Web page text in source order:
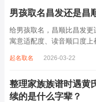
男孩取名昌发还是昌
给男孩取名，昌顺比昌发更
寓意适配度、读音顺口度上
离叫名字时辨识度不高。昌
起名取名 2026-03-22
整理家族族谱时遇黄
续的是什么字辈？